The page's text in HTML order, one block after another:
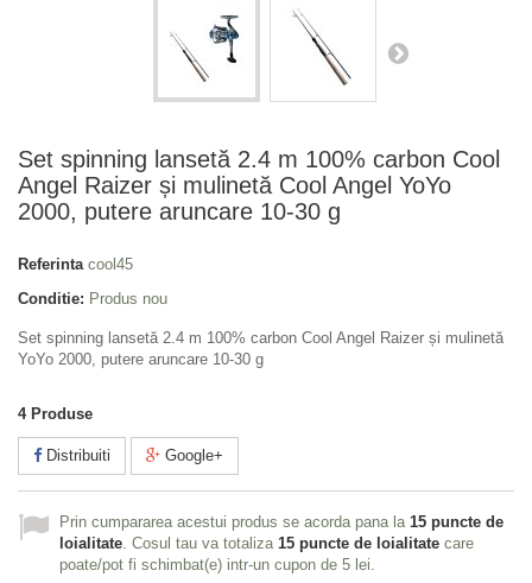
Set spinning lansetă 2.4 m 100% carbon Cool
Angel Raizer și mulinetă Cool Angel YoYo
2000, putere aruncare 10-30 g
Referinta cool45
Conditie: Produs nou
Set spinning lansetă 2.4 m 100% carbon Cool Angel Raizer și mulinetă
YoYo 2000, putere aruncare 10-30 g
4 Produse
Distribuiti Google+
Prin cumpararea acestui produs se acorda pana la 15 puncte de
loialitate . Cosul tau va totaliza 15 puncte de loialitate care
poate/pot fi schimbat(e) intr-un cupon de 5 lei